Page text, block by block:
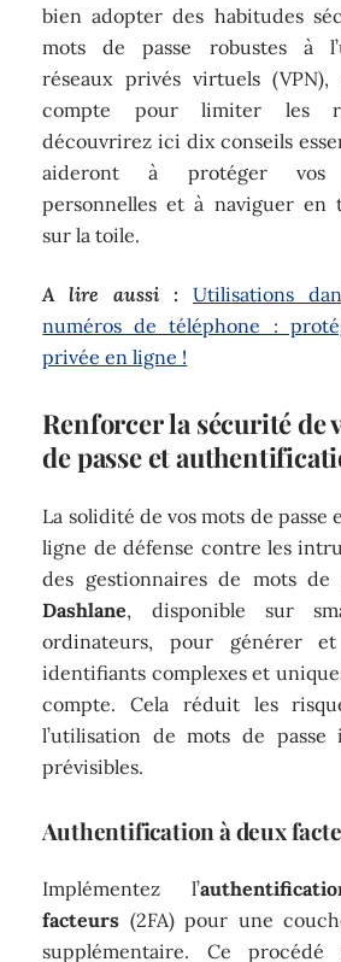
bien adopter des habitudes
mots de passe robustes à
réseaux privés virtuels (VPN),
compte pour limiter les
découvrirez ici dix conseils
aideront à protéger vos
personnelles et à naviguer en
sur la toile.
A lire aussi :
Utilisations
numéros de téléphone :
privée en ligne !
Renforcer la sécurité de
de passe et
La solidité de vos mots de passe
ligne de défense contre les
des gestionnaires de mots de
Dashlane, disponible sur
ordinateurs, pour générer
identifiants complexes et
compte. Cela réduit les
l’utilisation de mots de passe
prévisibles.
Authentification à deux
Implémentez l’
facteurs (2FA) pour une
supplémentaire. Ce